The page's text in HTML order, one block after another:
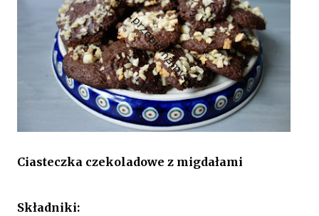
Ciasteczka czekoladowe z migdałami
Składniki: